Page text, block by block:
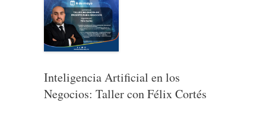
Inteligencia Artificial en los
Negocios: Taller con Félix Cortés